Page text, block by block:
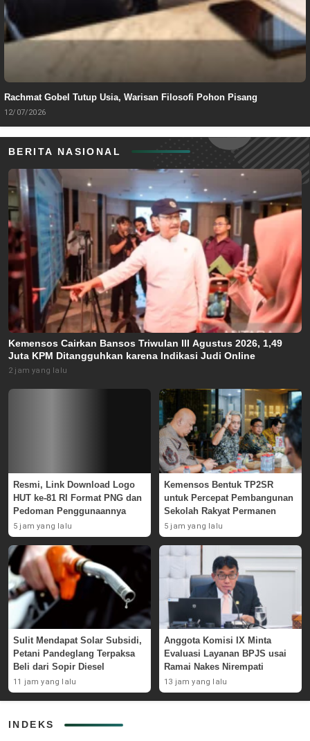
Rachmat Gobel Tutup Usia, Warisan Filosofi Pohon Pisang
12/07/2026
BERITA NASIONAL
Kemensos Cairkan Bansos Triwulan III Agustus 2026, 1,49
Juta KPM Ditangguhkan karena Indikasi Judi Online
2 jam yang lalu
Resmi, Link Download Logo
HUT ke-81 RI Format PNG dan
Pedoman Penggunaannya
5 jam yang lalu
Kemensos Bentuk TP2SR
untuk Percepat Pembangunan
Sekolah Rakyat Permanen
5 jam yang lalu
Sulit Mendapat Solar Subsidi,
Petani Pandeglang Terpaksa
Beli dari Sopir Diesel
11 jam yang lalu
Anggota Komisi IX Minta
Evaluasi Layanan BPJS usai
Ramai Nakes Nirempati
13 jam yang lalu
INDEKS